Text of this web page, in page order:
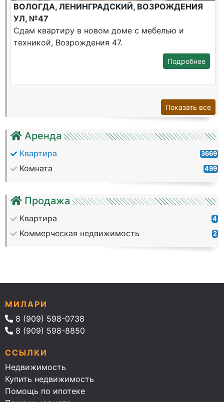
Аренда
Квартира 3669
Комната 499
Продажа
Квартира 4
Коммерческая недвижимость 2
ВОЛОГДА, ЛЕНИНГРАДСКИЙ, ВОЗРОЖДЕНИЯ
УЛ, №47
Сдам квартиру в новом доме с мебелью и
техникой, Возрождения 47.
Подробнее
Показать все
МИЛАРИ
8 (909) 598-0738
8 (909) 598-8850
ССЫЛКИ
Недвижимость
Купить недвижимость
Помощь по ипотеке